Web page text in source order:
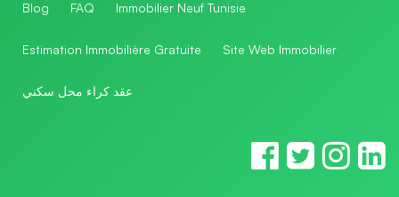
Blog FAQ Immobilier Neuf Tunisie
Estimation Immobilière Gratuite Site Web Immobilier
عقد كراء محل سكني